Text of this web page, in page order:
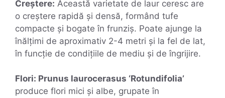
Creștere: Această varietate de laur ceresc are
o creștere rapidă și densă, formând tufe
compacte și bogate în frunziș. Poate ajunge la
înălțimi de aproximativ 2-4 metri și la fel de lat,
în funcție de condițiile de mediu și de îngrijire.
Flori: Prunus laurocerasus ‘Rotundifolia’
produce flori mici și albe, grupate în